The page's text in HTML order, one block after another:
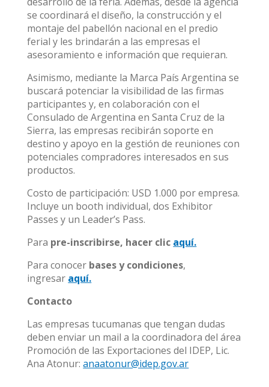
se coordinará el diseño, la construcción y el
montaje del pabellón nacional en el predio
ferial y les brindarán a las empresas el
asesoramiento e información que requieran.
Asimismo, mediante la Marca País Argentina se
buscará potenciar la visibilidad de las firmas
participantes y, en colaboración con el
Consulado de Argentina en Santa Cruz de la
Sierra, las empresas recibirán soporte en
destino y apoyo en la gestión de reuniones con
potenciales compradores interesados en sus
productos.
Costo de participación: USD 1.000 por empresa.
Incluye un booth individual, dos Exhibitor
Passes y un Leader’s Pass.
Para pre-inscribirse, hacer clic aquí.
Para conocer bases y condiciones,
ingresar aquí.
Contacto
Las empresas tucumanas que tengan dudas
deben enviar un mail a la coordinadora del área
Promoción de las Exportaciones del IDEP, Lic.
Ana Atonur:anaatonur@idep.gov.ar